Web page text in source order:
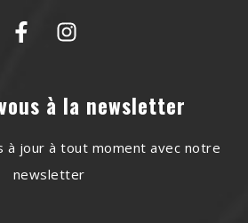
à la newsletter
à jour à tout moment avec notre
newsletter